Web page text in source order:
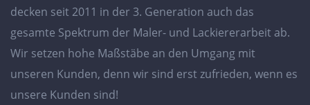
decken seit 2011 in der 3. Generation auch das
gesamte Spektrum der Maler- und Lackiererarbeit ab.
Wir setzen hohe Maßstäbe an den Umgang mit
unseren Kunden, denn wir sind erst zufrieden, wenn es
unsere Kunden sind!